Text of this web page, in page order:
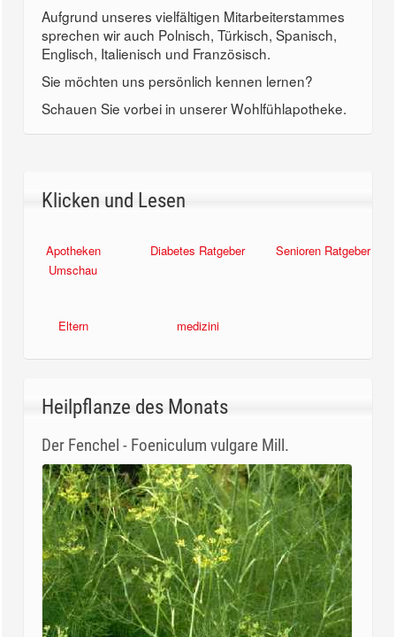
Aufgrund unseres vielfältigen Mitarbeiterstammes
sprechen wir auch Polnisch, Türkisch, Spanisch,
Englisch, Italienisch und Französisch.
Sie möchten uns persönlich kennen lernen?
Schauen Sie vorbei in unserer Wohlfühlapotheke.
Klicken und Lesen
Apotheken
Umschau
Diabetes Ratgeber Senioren Ratgeber
Eltern medizini
Heilpflanze des Monats
Der Fenchel - Foeniculum vulgare Mill.